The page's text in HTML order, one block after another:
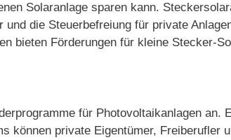
Solaranlage sparen kann.
die Steuerbefreiung für private
bieten Förderungen für kleine Stecker-
für Photovoltaikanlagen an.
können private Eigentümer,